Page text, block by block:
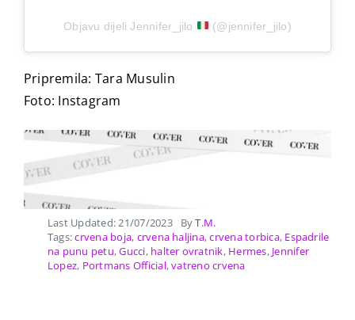
Objavu dijeli Jennifer_jilo (@jennifer_jilo)
Pripremila: Tara Musulin
Foto: Instagram
Last Updated: 21/07/2023 ByT.M.
Tags:crvena boja, crvena haljina,crvena torbica, Espadrile
na punu petu,Gucci, halter ovratnik, Hermes, Jennifer
Lopez, Portmans Official,vatreno crvena